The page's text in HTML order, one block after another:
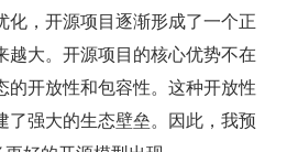
化，开源项目逐渐形成了一个正
越大。开源项目的核心优势不在
的开放性和包容性。这种开放性
了强大的生态壁垒。因此，我预